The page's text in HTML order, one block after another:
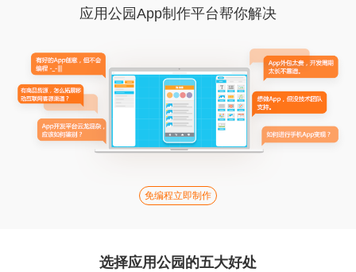
应用公园App制作平台帮你解决
免编程立即制作
选择应用公园的五大好处